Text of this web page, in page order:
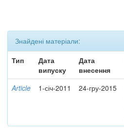
Знайдені матеріали:
Тип
Дата
випуску
Дата
внесення
Article 1-січ-2011 24-гру-2015